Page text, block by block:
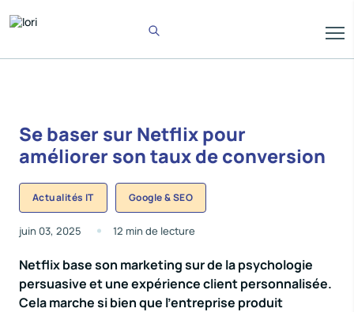
Se baser sur Netflix pour
améliorer son taux de conversion
Actualités IT Google & SEO
juin 03, 2025 12 min de lecture
Netflix base son marketing sur de la psychologie
persuasive et une expérience client personnalisée.
Cela marche si bien que l’entreprise produit